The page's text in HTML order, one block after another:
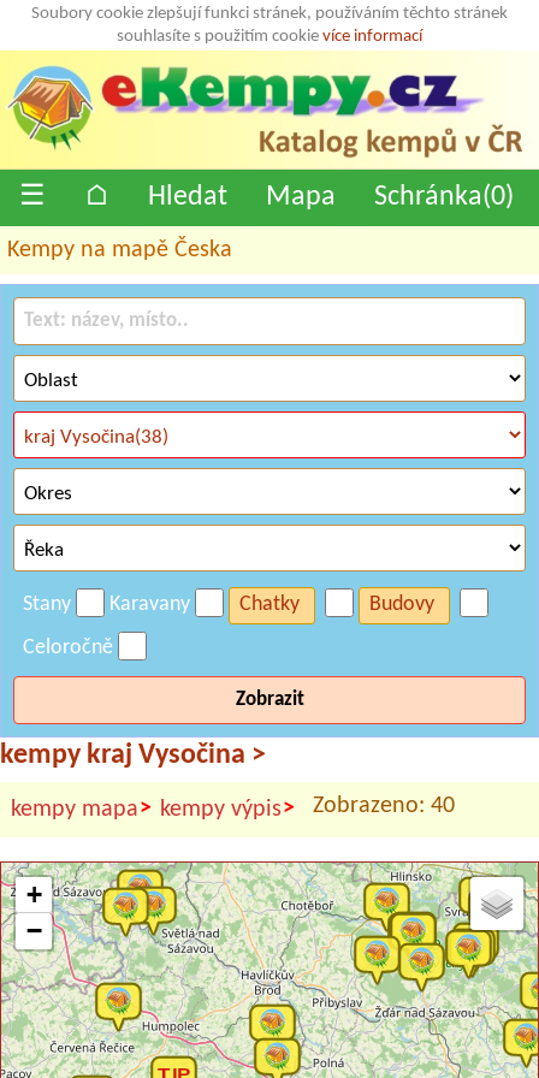
Soubory cookie zlepšují funkci stránek, používáním těchto stránek
souhlasíte s použitím cookie více informací
☰ ⌂ Hledat Mapa Schránka(0)
Kempy na mapě Česka
Stany Karavany Chatky
Budovy
Celoročně
Zobrazit
kempy kraj Vysočina >
kempy mapa> kempy výpis> Zobrazeno: 40
+
−